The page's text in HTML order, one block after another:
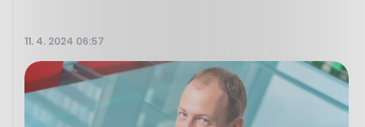
11. 4. 2024 06:57